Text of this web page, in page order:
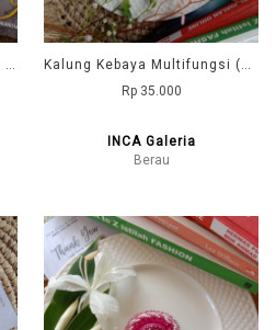
Gelang Batuan Rantai Silver (Mejiku)
Kalung Kebaya Multifungsi (Merah - Hitam - Cream - coklat)
Rp 35.000
INCA Galeria
Berau